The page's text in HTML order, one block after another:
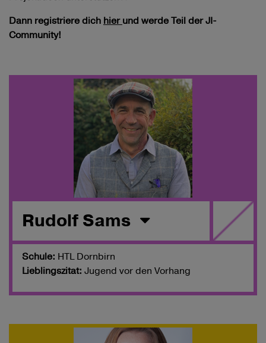
Dann registriere dich hierund werde Teil der JI-
Community!
Rudolf Sams
Schule: HTL Dornbirn
Lieblingszitat: Jugend vor den Vorhang